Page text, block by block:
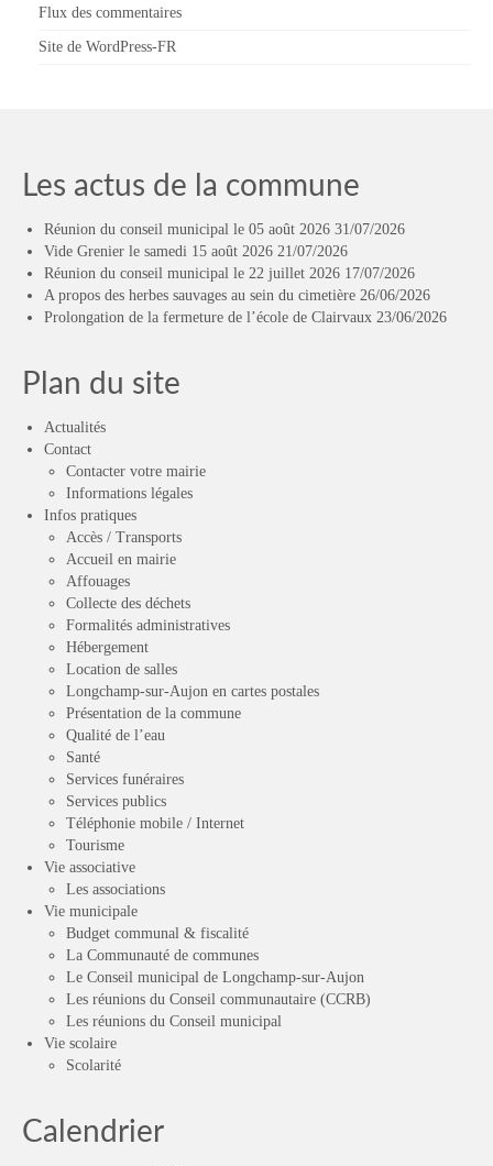
Flux des commentaires
Site de WordPress-FR
Les actus de la commune
Réunion du conseil municipal le 05 août 2026 31/07/2026
Vide Grenier le samedi 15 août 2026 21/07/2026
Réunion du conseil municipal le 22 juillet 2026 17/07/2026
A propos des herbes sauvages au sein du cimetière 26/06/2026
Prolongation de la fermeture de l’école de Clairvaux 23/06/2026
Plan du site
Actualités
Contact
Contacter votre mairie
Informations légales
Infos pratiques
Accès / Transports
Accueil en mairie
Affouages
Collecte des déchets
Formalités administratives
Hébergement
Location de salles
Longchamp-sur-Aujon en cartes postales
Présentation de la commune
Qualité de l’eau
Santé
Services funéraires
Services publics
Téléphonie mobile / Internet
Tourisme
Vie associative
Les associations
Vie municipale
Budget communal & fiscalité
La Communauté de communes
Le Conseil municipal de Longchamp-sur-Aujon
Les réunions du Conseil communautaire (CCRB)
Les réunions du Conseil municipal
Vie scolaire
Scolarité
Calendrier